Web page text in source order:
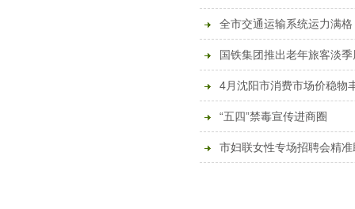
全市交通运输系统运力满格
国铁集团推出老年旅客淡
4月沈阳市消费市场价稳物
“五四”禁毒宣传进商圈
市妇联女性专场招聘会精